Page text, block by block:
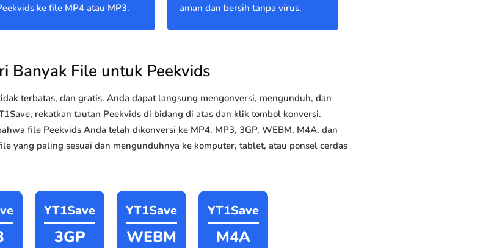
ke file MP4 atau MP3.
aman dan bersih tanpa virus.
Banyak File untuk Peekvids
terbatas, dan gratis. Anda dapat langsung mengonversi, mengunduh, dan
rekatkan tautan Peekvids di bidang di atas dan klik tombol konversi.
file Peekvids Anda telah dikonversi ke MP4, MP3, 3GP, WEBM, M4A, dan
yang paling sesuai dan mengunduhnya ke komputer, tablet, atau ponsel cerdas
YT1Save
3GP
YT1Save
WEBM
YT1Save
M4A